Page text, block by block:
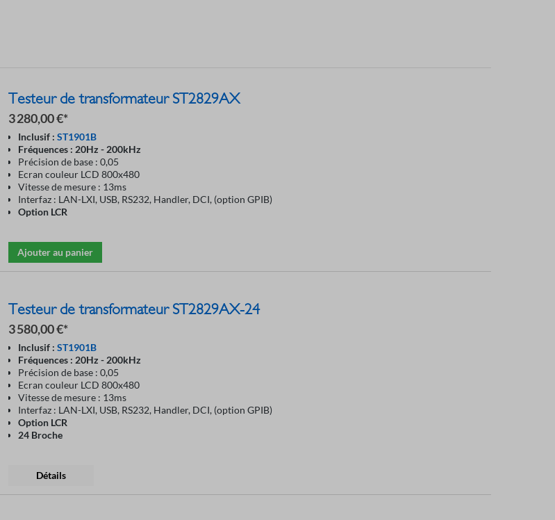
Testeur de transformateur ST2829AX
3 280,00 €*
Inclusif : ST1901B
Fréquences : 20Hz - 200kHz
Précision de base : 0,05
Ecran couleur LCD 800x480
Vitesse de mesure : 13ms
Interfaz : LAN-LXI, USB, RS232, Handler, DCI, (option GPIB)
Option LCR
Ajouter au panier
Testeur de transformateur ST2829AX-24
3 580,00 €*
Inclusif : ST1901B
Fréquences : 20Hz - 200kHz
Précision de base : 0,05
Ecran couleur LCD 800x480
Vitesse de mesure : 13ms
Interfaz : LAN-LXI, USB, RS232, Handler, DCI, (option GPIB)
Option LCR
24 Broche
Détails